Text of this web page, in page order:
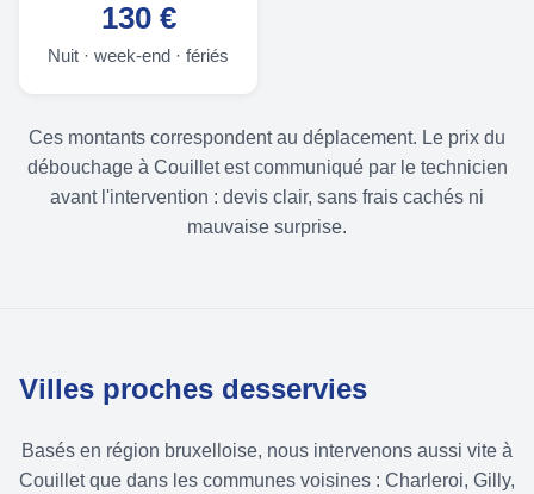
130 €
Nuit · week-end · fériés
Ces montants correspondent au déplacement. Le prix du
débouchage à Couillet est communiqué par le technicien
avant l'intervention : devis clair, sans frais cachés ni
mauvaise surprise.
Villes proches desservies
Basés en région bruxelloise, nous intervenons aussi vite à
Couillet que dans les communes voisines : Charleroi, Gilly,